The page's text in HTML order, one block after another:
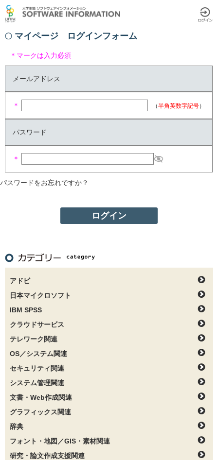
マイページ ログインフォーム
＊マークは入力必須
メールアドレス
＊ （半角英数字記号）
パスワード
＊
パスワードをお忘れですか？
アドビ
日本マイクロソフト
IBM SPSS
クラウドサービス
テレワーク関連
OS／システム関連
セキュリティ関連
システム管理関連
文書・Web作成関連
グラフィックス関連
辞典
フォント・地図／GIS・素材関連
研究・論文作成支援関連